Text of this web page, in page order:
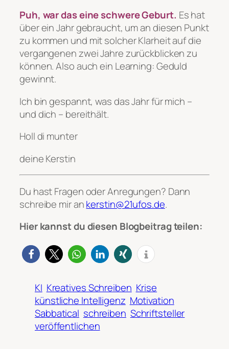
Puh, war das eine schwere Geburt. Es hat
über ein Jahr gebraucht, um an diesen Punkt
zu kommen und mit solcher Klarheit auf die
vergangenen zwei Jahre zurückblicken zu
können. Also auch ein Learning: Geduld
gewinnt.
Ich bin gespannt, was das Jahr für mich –
und dich – bereithält.
Holl di munter
deine Kerstin
Du hast Fragen oder Anregungen? Dann
schreibe mir ankerstin@21ufos.de.
Hier kannst du diesen Blogbeitrag teilen:
KI Kreatives Schreiben Krise
künstliche Intelligenz Motivation
Sabbatical schreiben Schriftsteller
veröffentlichen